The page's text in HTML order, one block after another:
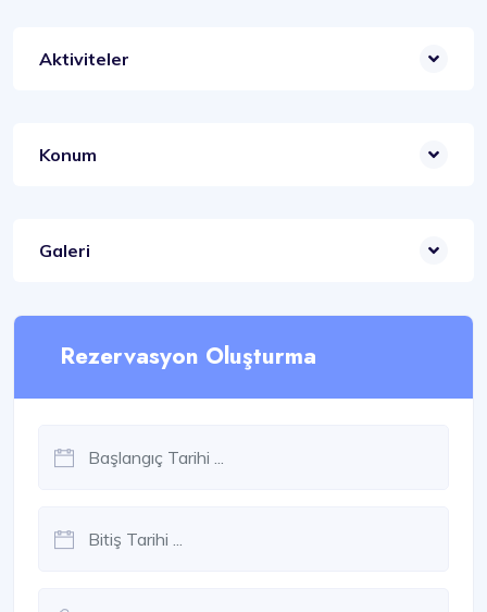
Aktiviteler
Konum
Galeri
Rezervasyon Oluşturma